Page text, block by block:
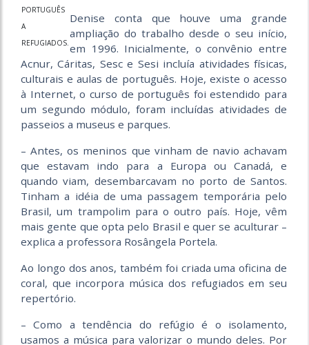
PORTUGUÊS
A
REFUGIADOS.
Denise conta que houve uma grande
ampliação do trabalho desde o seu início,
em 1996. Inicialmente, o convênio entre
Acnur, Cáritas, Sesc e Sesi incluía atividades físicas,
culturais e aulas de português. Hoje, existe o acesso
à Internet, o curso de português foi estendido para
um segundo módulo, foram incluídas atividades de
passeios a museus e parques.
– Antes, os meninos que vinham de navio achavam
que estavam indo para a Europa ou Canadá, e
quando viam, desembarcavam no porto de Santos.
Tinham a idéia de uma passagem temporária pelo
Brasil, um trampolim para o outro país. Hoje, vêm
mais gente que opta pelo Brasil e quer se aculturar –
explica a professora Rosângela Portela.
Ao longo dos anos, também foi criada uma oficina de
coral, que incorpora música dos refugiados em seu
repertório.
– Como a tendência do refúgio é o isolamento,
usamos a música para valorizar o mundo deles. Por